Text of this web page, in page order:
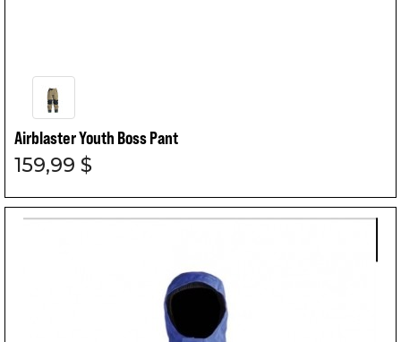
Airblaster Youth Boss Pant
159,99 $